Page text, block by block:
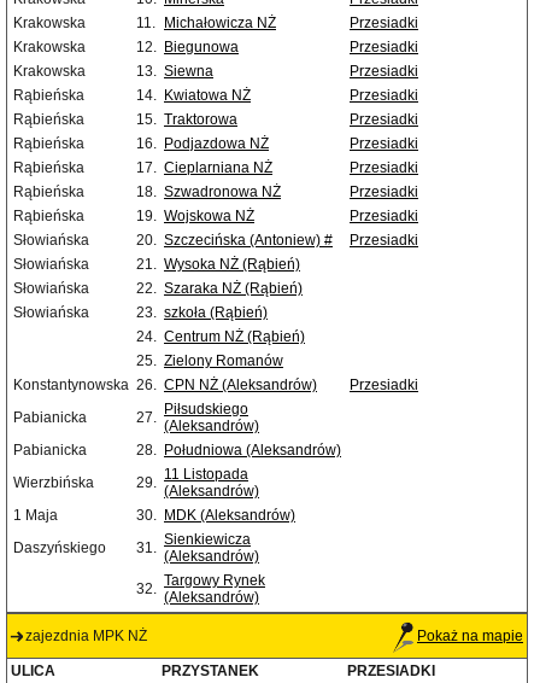
Krakowska
11. Michałowicza NŻ
Przesiadki
Krakowska
12. Biegunowa
Przesiadki
Krakowska
13. Siewna
Przesiadki
Rąbieńska
14. Kwiatowa NŻ
Przesiadki
Rąbieńska
15. Traktorowa
Przesiadki
Rąbieńska
16. Podjazdowa NŻ
Przesiadki
Rąbieńska
17. Cieplarniana NŻ
Przesiadki
Rąbieńska
18. Szwadronowa NŻ
Przesiadki
Rąbieńska
19. Wojskowa NŻ
Przesiadki
Słowiańska
20. Szczecińska (Antoniew) #
Przesiadki
Słowiańska
21. Wysoka NŻ (Rąbień)
Słowiańska
22. Szaraka NŻ (Rąbień)
Słowiańska
23. szkoła (Rąbień)
24. Centrum NŻ (Rąbień)
25. Zielony Romanów
Konstantynowska 26. CPN NŻ (Aleksandrów)
Przesiadki
Pabianicka
27. Piłsudskiego
(Aleksandrów)
Pabianicka
28. Południowa (Aleksandrów)
Wierzbińska
29. 11 Listopada
(Aleksandrów)
1 Maja
30. MDK (Aleksandrów)
Daszyńskiego
31. Sienkiewicza
(Aleksandrów)
32. Targowy Rynek
(Aleksandrów)
zajezdnia MPK NŻ Pokaż na mapie
ULICA PRZYSTANEK
PRZESIADKI